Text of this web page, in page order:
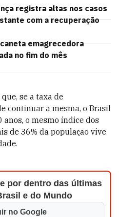
registra altas nos casos
com a recuperação
emagrecedora
no fim do mês
se a taxa de
continuar a mesma, o Brasil
o mesmo índice dos
de 36% da população vive
por dentro das últimas
e do Mundo
no Google